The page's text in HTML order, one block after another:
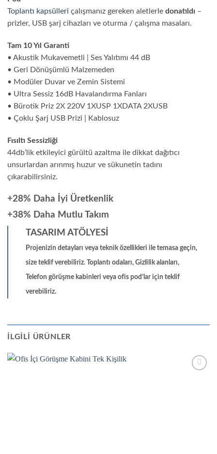
Toplantı kapsülleri çalışmanız gereken aletlerle donatıldı –
prizler, USB şarj cihazları ve oturma / çalışma masaları.
Tam 10 Yıl Garanti
• Akustik Mukavemetli | Ses Yalıtımı 44 dB
• Geri Dönüşümlü Malzemeden
• Modüler Duvar ve Zemin Sistemi
• Ultra Sessiz 16dB Havalandırma Fanları
• Bürotik Priz 2X 220V 1XUSP 1XDATA 2XUSB
• Çoklu Şarj USB Prizi | Kablosuz
Fısıltı Sessizliği
44db’lik etkileyici gürültü azaltma ile dikkat dağıtıcı
unsurlardan arınmış huzur ve sükunetin tadını
çıkarabilirsiniz.
+28% Daha İyi Üretkenlik
+38% Daha Mutlu Takım
TASARIM ATÖLYESİ
Projenizin detayları veya teknik özellikleri ile temasa geçin,
size teklif verebiliriz. Toplantı odaları, Gizlilik alanları,
Telefon görüşme kabinleri veya ofis pod’lar için teklif
verebiliriz.
İLGILI ÜRÜNLER